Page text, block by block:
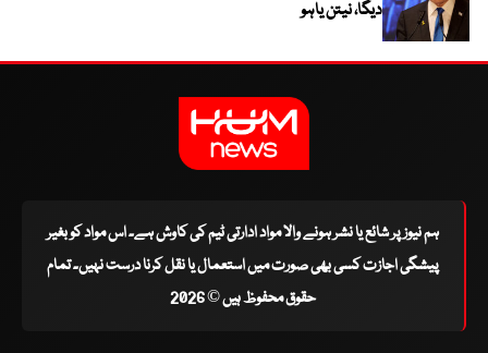
دیگا، نیتن یاہو
ہم نیوز پر شائع یا نشر ہونے والا مواد ادارتی ٹیم کی کاوش ہے۔ اس مواد کو بغیر
پیشگی اجازت کسی بھی صورت میں استعمال یا نقل کرنا درست نہیں۔ تمام
حقوق محفوظ ہیں © 2026